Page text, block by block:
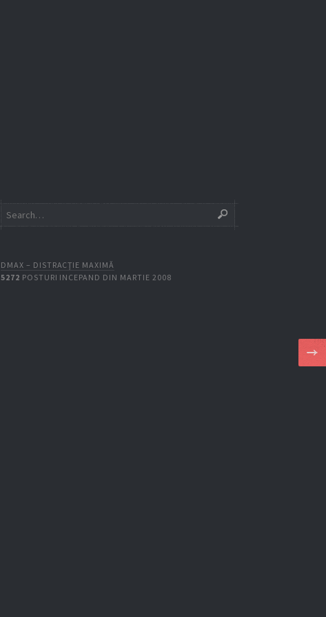
DMAX – DISTRACŢIE MAXIMĂ
5272 POSTURI INCEPAND DIN MARTIE 2008